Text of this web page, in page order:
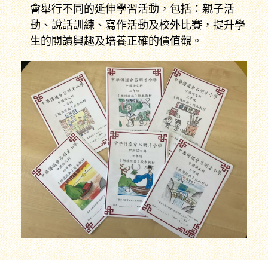
會舉行不同的延伸學習活動，包括：親子活
動、說話訓練、寫作活動及校外比賽，提升學
生的閱讀興趣及培養正確的價值觀。